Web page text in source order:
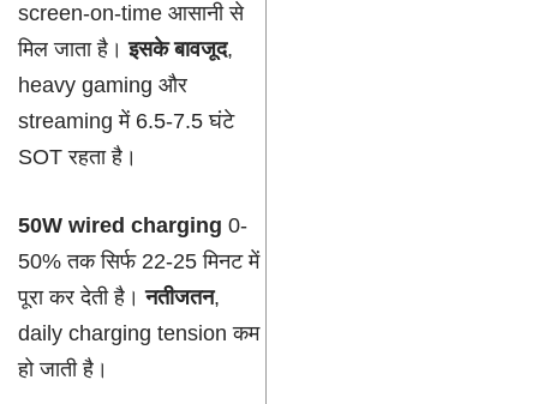
screen-on-time आसानी से
मिल जाता है।इसके बावजूद,
heavy gaming और
streaming में 6.5-7.5 घंटे
SOT रहता है।
50W wired charging 0-
50% तक सिर्फ 22-25 मिनट में
पूरा कर देती है।नतीजतन,
daily charging tension कम
हो जाती है।